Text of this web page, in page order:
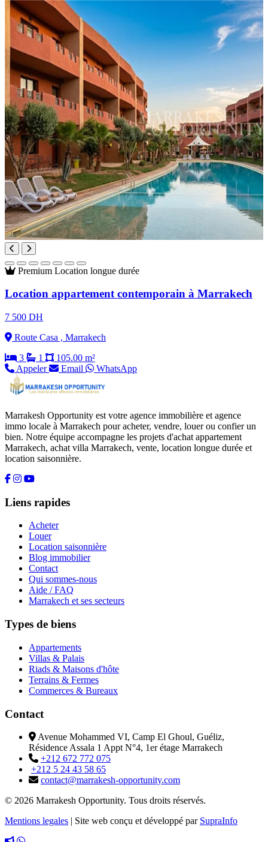
Premium Location longue durée
Location appartement contemporain à Marrakech
7 500 DH
Route Casa , Marrakech
3
1
105.00 m²
Appeler
Email WhatsApp
Marrakesh Opportunity est votre agence immobilière et agence
immo locale à Marrakech pour acheter, vendre, louer ou confier un
bien. Notre équipe accompagne les projets d'achat appartement
Marrakech, achat villa Marrakech, vente, location longue durée et
location saisonnière.
Liens rapides
Acheter
Louer
Location saisonnière
Blog immobilier
Contact
Qui sommes-nous
Aide / FAQ
Marrakech et ses secteurs
Types de biens
Appartements
Villas & Palais
Riads & Maisons d'hôte
Terrains & Fermes
Commerces & Bureaux
Contact
Avenue Mohammed VI, Camp El Ghoul, Guéliz,
Résidence Assala 1 Appt N°4, 1er étage Marrakech
+212 672 772 075
+212 5 24 43 58 65
contact@marrakesh-opportunity.com
© 2026 Marrakesh Opportunity. Tous droits réservés.
Mentions legales | Site web conçu et développé par SupraInfo